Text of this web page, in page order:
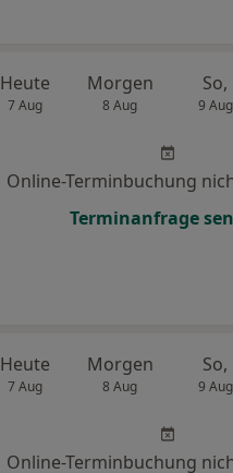
Heute
7 Aug
Morgen
8 Aug
So,
9 Aug
Online-Terminbuchung
Terminanfrage
Heute
7 Aug
Morgen
8 Aug
So,
9 Aug
Online-Terminbuchung